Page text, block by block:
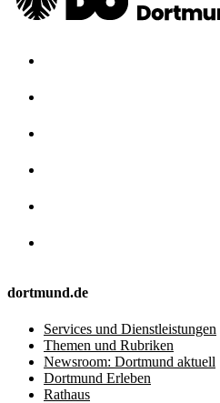
dortmund.de
Services und Dienstleistungen
Themen und Rubriken
Newsroom: Dortmund aktuell
Dortmund Erleben
Rathaus